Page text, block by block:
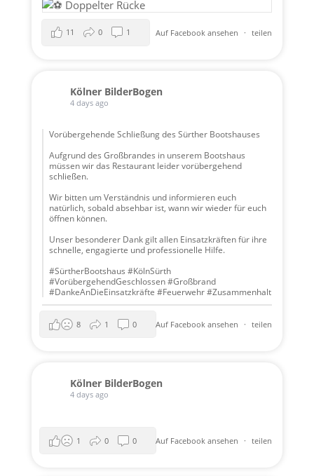
Auf Facebook ansehen · teilen
11 0 1
Kölner BilderBogen
4 days ago
Vorübergehende Schließung des Sürther Bootshauses
Aufgrund des Großbrandes in unserem Bootshaus
müssen wir das Restaurant leider vorübergehend
schließen.
Wir bitten um Verständnis und informieren euch
natürlich, sobald absehbar ist, wann wir wieder für euch
öffnen können.
Unser besonderer Dank gilt allen Einsatzkräften für ihre
schnelle, engagierte und professionelle Hilfe.
#SürtherBootshaus #KölnSürth
#VorübergehendGeschlossen #Großbrand
#DankeAnDieEinsatzkräfte #Feuerwehr #Zusammenhalt
Auf Facebook ansehen · teilen
8 1 0
Kölner BilderBogen
4 days ago
Auf Facebook ansehen · teilen
1 0 0